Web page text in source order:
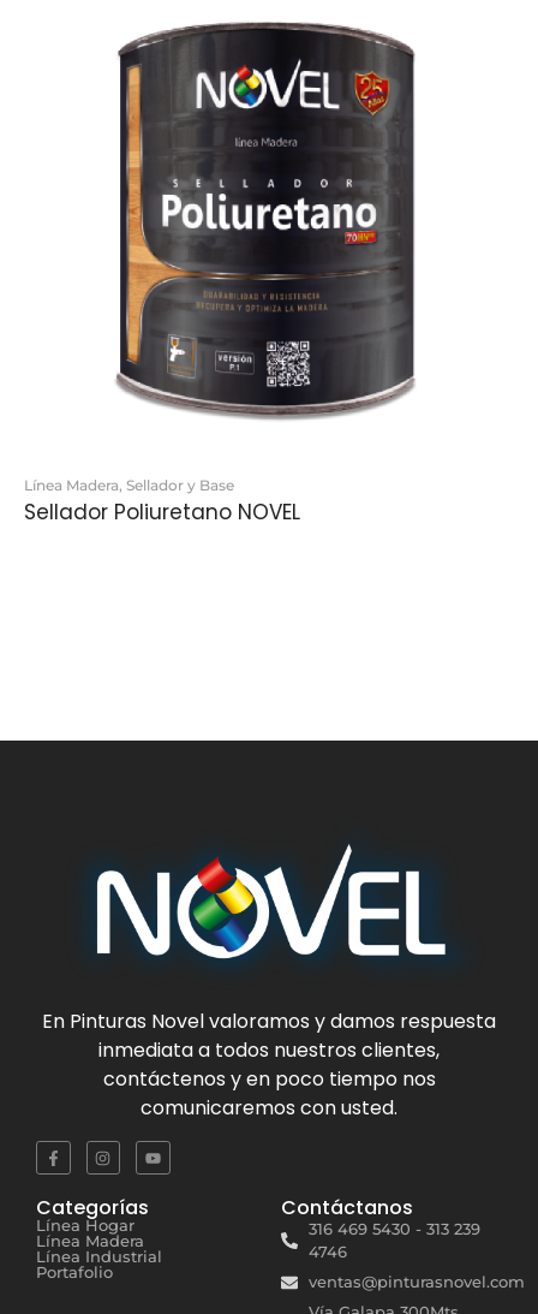
Línea Madera, Sellador y Base
Sellador Poliuretano NOVEL
En Pinturas Novelvaloramos y damos respuesta
inmediata a todos nuestros clientes,
contáctenos y en poco tiempo nos
comunicaremos con usted.
Categorías
Línea Hogar
Línea Madera
Línea Industrial
Portafolio
Contáctanos
316 469 5430 - 313 239
4746
ventas@pinturasnovel.com